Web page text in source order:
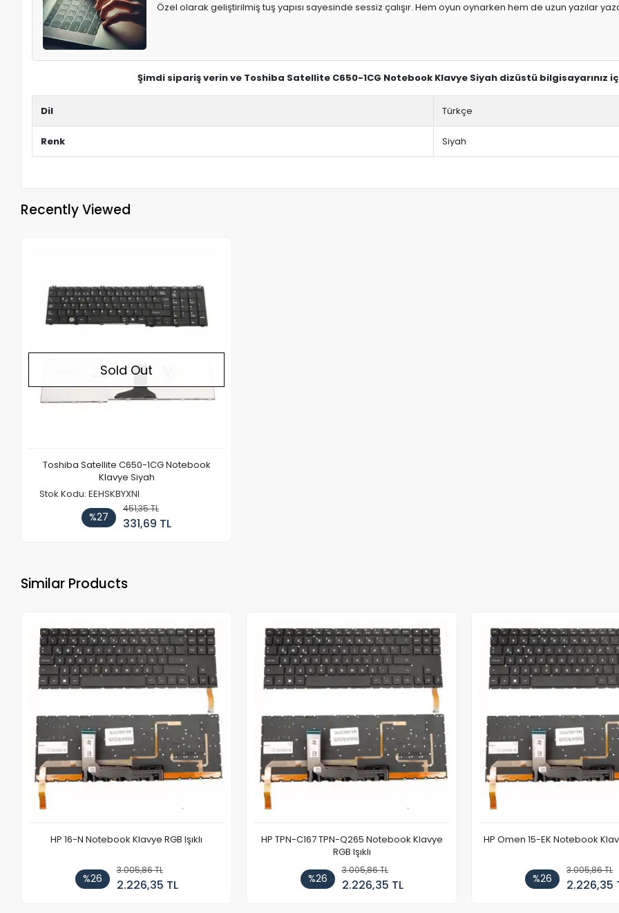
Özel olarak geliştirilmiş tuş yapısı sayesinde sessiz çalışır. Hem oyun oynarken hem de uzun yazılar
Şimdi sipariş verin ve Toshiba Satellite C650-1CG Notebook Klavye Siyah dizüstü bilgisayarınız
Dil Türkçe
Renk Siyah
Recently Viewed
Sold Out
Toshiba Satellite C650-1CG Notebook
Klavye Siyah
Stok Kodu: EEHSKBYXNI
%27
451,35 TL
331,69 TL
Similar Products
HP 16-N Notebook Klavye RGB Işıklı
%26
3.005,86 TL
2.226,35 TL
HP TPN-C167 TPN-Q265 Notebook Klavye
RGB Işıklı
%26
3.005,86 TL
2.226,35 TL
HP Omen 15-EK Notebook
%26
3.005,86 TL
2.226,35